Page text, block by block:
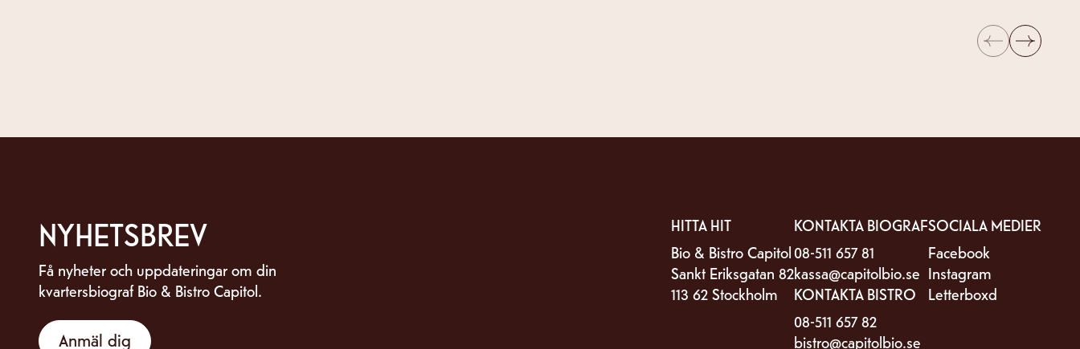
Föregående
Nästa
NYHETSBREV
Få nyheter och uppdateringar om din
kvartersbiograf Bio & Bistro Capitol.
Anmäl dig
HITTA HIT
Bio & Bistro Capitol
Sankt Eriksgatan 82
113 62 Stockholm
KONTAKTA BIOGRAF
08-511 657 81
kassa@capitolbio.se
KONTAKTA BISTRO
08-511 657 82
bistro@capitolbio.se
SOCIALA MEDIER
Facebook
Instagram
Letterboxd